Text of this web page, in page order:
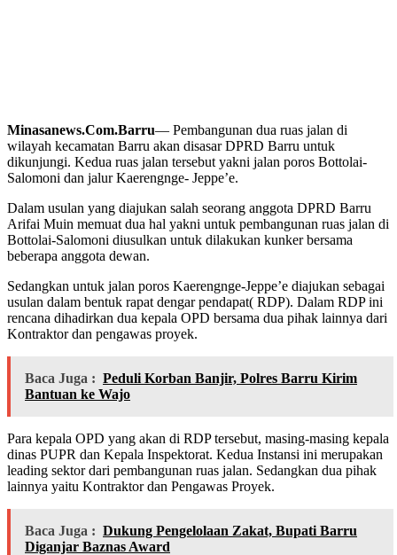
Minasanews.Com.Barru— Pembangunan dua ruas jalan di
wilayah kecamatan Barru akan disasar DPRD Barru untuk
dikunjungi. Kedua ruas jalan tersebut yakni jalan poros Bottolai-
Salomoni dan jalur Kaerengnge- Jeppe’e.
Dalam usulan yang diajukan salah seorang anggota DPRD Barru
Arifai Muin memuat dua hal yakni untuk pembangunan ruas jalan di
Bottolai-Salomoni diusulkan untuk dilakukan kunker bersama
beberapa anggota dewan.
Sedangkan untuk jalan poros Kaerengnge-Jeppe’e diajukan sebagai
usulan dalam bentuk rapat dengar pendapat( RDP). Dalam RDP ini
rencana dihadirkan dua kepala OPD bersama dua pihak lainnya dari
Kontraktor dan pengawas proyek.
Baca Juga : Peduli Korban Banjir, Polres Barru Kirim
Bantuan ke Wajo
Para kepala OPD yang akan di RDP tersebut, masing-masing kepala
dinas PUPR dan Kepala Inspektorat. Kedua Instansi ini merupakan
leading sektor dari pembangunan ruas jalan. Sedangkan dua pihak
lainnya yaitu Kontraktor dan Pengawas Proyek.
Baca Juga : Dukung Pengelolaan Zakat, Bupati Barru
Diganjar Baznas Award